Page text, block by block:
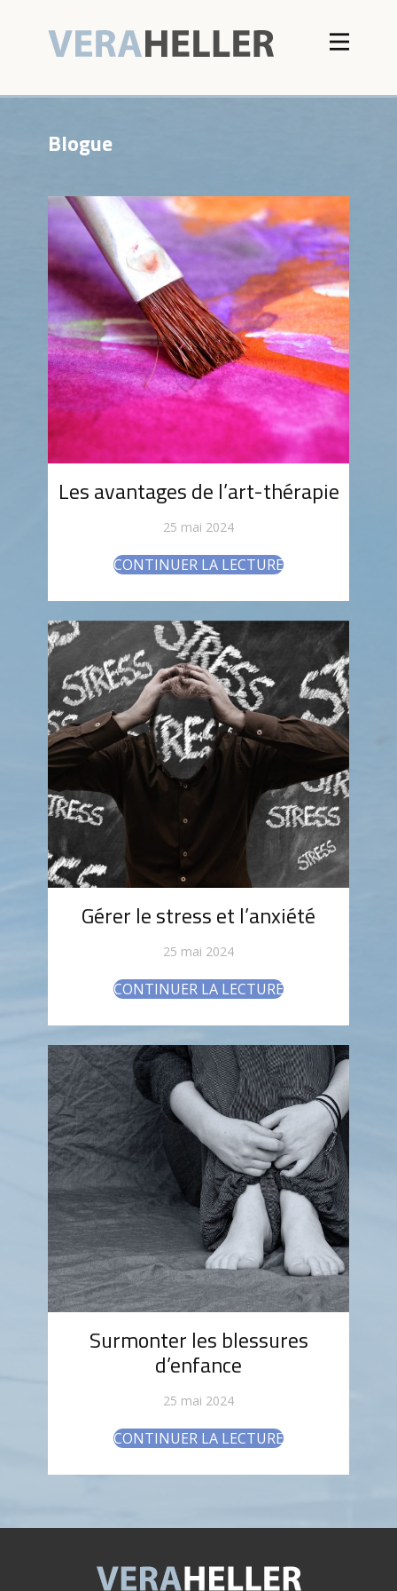
Blogue
Les avantages de l’art-thérapie
25 mai 2024
CONTINUER LA LECTURE
Gérer le stress et l’anxiété
25 mai 2024
CONTINUER LA LECTURE
Surmonter les blessures
d’enfance
25 mai 2024
CONTINUER LA LECTURE